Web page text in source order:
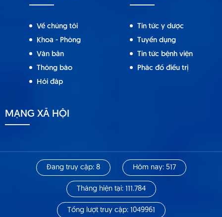
Về chúng tôi
Khoa - Phòng
Văn bản
Thông báo
Hỏi đáp
Tin tức y dược
Tuyển dụng
Tin tức bệnh viện
Phác đồ điều trị
MẠNG XÃ HỘI
Đang truy cập: 8 Hôm nay: 517
Tháng hiện tại: 111.784
Tổng lượt truy cập: 1049961